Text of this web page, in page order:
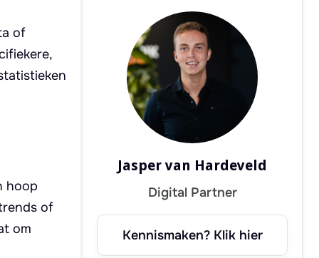
of
hoop
of
om
Jasper van Hardeveld
Digital Partner
Kennismaken? Klik hier